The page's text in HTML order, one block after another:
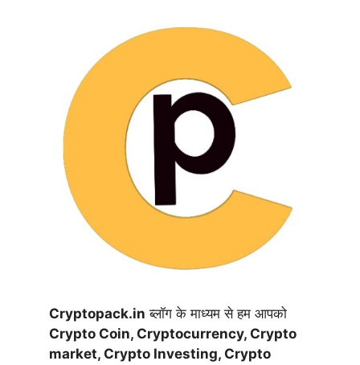
Cryptopack.in ब्लॉग के माध्यम से हम आपको
Crypto Coin, Cryptocurrency, Crypto
market, Crypto Investing, Crypto